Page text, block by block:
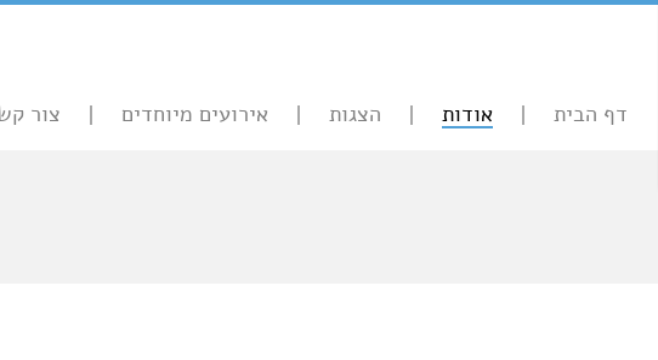
דף הבית אודות הצגות אירועים מיוחדים צור